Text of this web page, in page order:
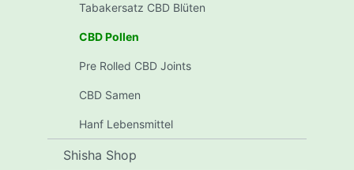
Tabakersatz CBD Blüten
CBD Pollen
Pre Rolled CBD Joints
CBD Samen
Hanf Lebensmittel
Shisha Shop